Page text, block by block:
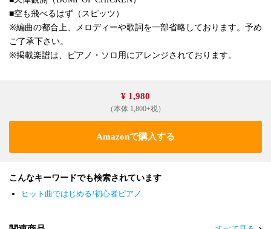
■空も飛べるはず（スピッツ）
※編曲の都合上、メロディーや歌詞を一部省略しております。予め
ご了承下さい。
※掲載楽譜は、ピアノ・ソロ用にアレンジされております。
¥ 1,980
（本体 1,800+税）
Amazonで購入する
こんなキーワードでも検索されています
ヒット曲ではじめる!初心者ピアノ